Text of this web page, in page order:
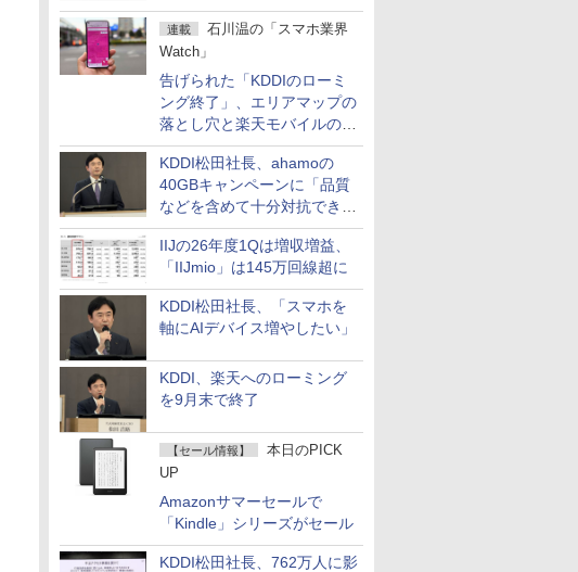
連載
石川温の「スマホ業界
Watch」
告げられた「KDDIのローミ
ング終了」、エリアマップの
落とし穴と楽天モバイルの課
題
KDDI松田社長、ahamoの
40GBキャンペーンに「品質
などを含めて十分対抗でき
る」
IIJの26年度1Qは増収増益、
「IIJmio」は145万回線超に
KDDI松田社長、「スマホを
軸にAIデバイス増やしたい」
KDDI、楽天へのローミング
を9月末で終了
【セール情報】
本日のPICK
UP
Amazonサマーセールで
「Kindle」シリーズがセール
KDDI松田社長、762万人に影